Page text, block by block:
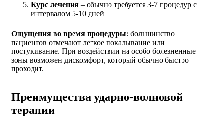
Курс лечения – обычно требуется 3-7 процедур с
интервалом 5-10 дней
Ощущения во время процедуры: большинство
пациентов отмечают легкое покалывание или
постукивание. При воздействии на особо болезненные
зоны возможен дискомфорт, который обычно быстро
проходит.
Преимущества ударно-волновой
терапии